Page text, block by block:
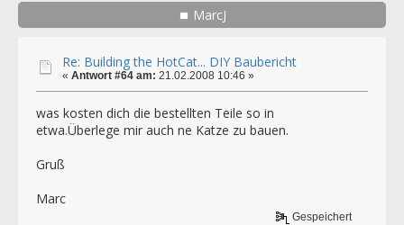
MarcJ
Re: Building the HotCat... DIY Baubericht
« Antwort #64 am: 21.02.2008 10:46 »
was kosten dich die bestellten Teile so in
etwa.Überlege mir auch ne Katze zu bauen.
Gruß
Marc
Gespeichert